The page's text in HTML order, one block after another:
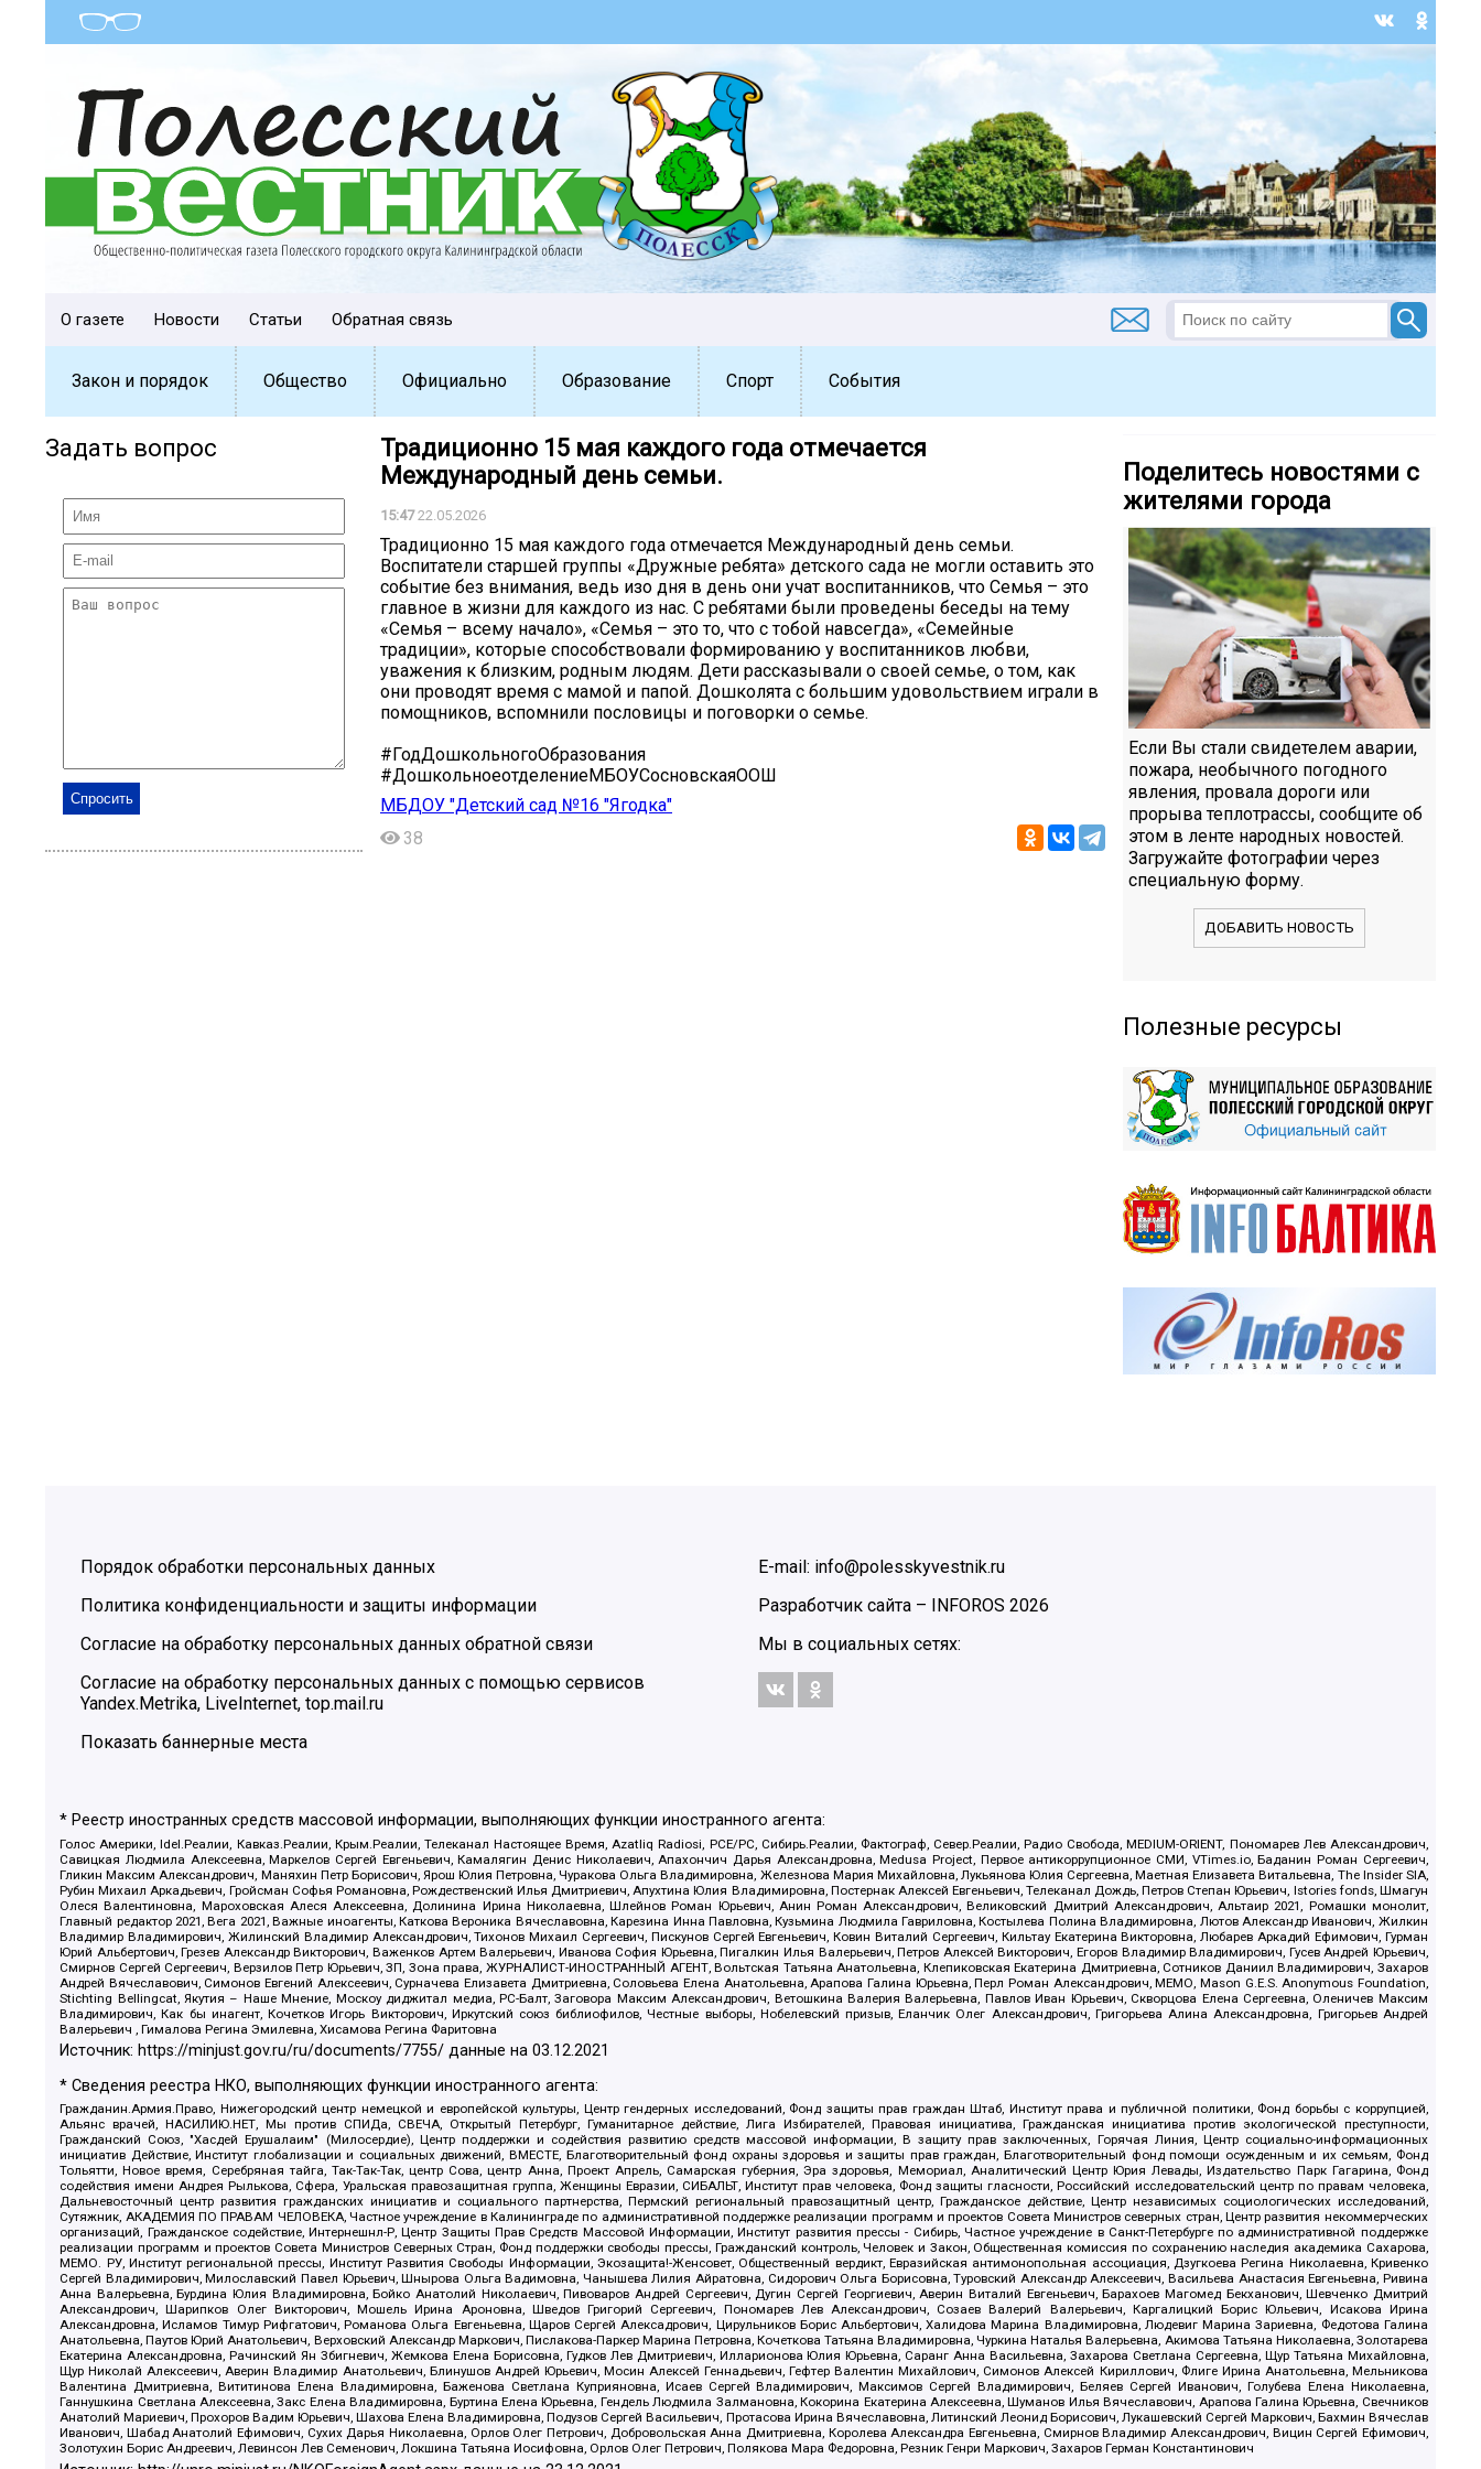
О газете Новости Статьи Обратная связь
Закон и порядок Общество Официально Образование Спорт События
Задать вопрос
Традиционно 15 мая каждого года отмечается
Международный день семьи.
15:4722.05.2026
Традиционно 15 мая каждого года отмечается Международный день семьи.
Воспитатели старшей группы «Дружные ребята» детского сада не могли оставить это
событие без внимания, ведь изо дня в день они учат воспитанников, что Семья – это
главное в жизни для каждого из нас. С ребятами были проведены беседы на тему
«Семья – всему начало», «Семья – это то, что с тобой навсегда», «Семейные
традиции», которые способствовали формированию у воспитанников любви,
уважения к близким, родным людям. Дети рассказывали о своей семье, о том, как
они проводят время с мамой и папой. Дошколята с большим удовольствием играли в
помощников, вспомнили пословицы и поговорки о семье.
#ГодДошкольногоОбразования
#ДошкольноеотделениеМБОУСосновскаяООШ
МБДОУ "Детский сад №16 "Ягодка"
38
Поделитесь новостями с
жителями города
Если Вы стали свидетелем аварии,
пожара, необычного погодного
явления, провала дороги или
прорыва теплотрассы, сообщите об
этом в ленте народных новостей.
Загружайте фотографии через
специальную форму.
ДОБАВИТЬ НОВОСТЬ
Полезные ресурсы
Порядок обработки персональных данных
Политика конфиденциальности и защиты информации
Согласие на обработку персональных данных обратной связи
Согласие на обработку персональных данных с помощью сервисов
Yandex.Metrika, LiveInternet, top.mail.ru
Показать баннерные места
E-mail: info@polesskyvestnik.ru
Разработчик сайта – INFOROS 2026
Мы в социальных сетях:
* Реестр иностранных средств массовой информации, выполняющих функции иностранного агента:
Голос Америки, Idel.Реалии, Кавказ.Реалии, Крым.Реалии, Телеканал Настоящее Время, Azatliq Radiosi, PCE/PC, Сибирь.Реалии, Фактограф, Север.Реалии, Радио Свобода, MEDIUM-ORIENT, Пономарев Лев Александрович,
Савицкая Людмила Алексеевна, Маркелов Сергей Евгеньевич, Камалягин Денис Николаевич, Апахончич Дарья Александровна, Medusa Project, Первое антикоррупционное СМИ, VTimes.io, Баданин Роман Сергеевич,
Гликин Максим Александрович, Маняхин Петр Борисович, Ярош Юлия Петровна, Чуракова Ольга Владимировна, Железнова Мария Михайловна, Лукьянова Юлия Сергеевна, Маетная Елизавета Витальевна, The Insider SIA,
Рубин Михаил Аркадьевич, Гройсман Софья Романовна, Рождественский Илья Дмитриевич, Апухтина Юлия Владимировна, Постернак Алексей Евгеньевич, Телеканал Дождь, Петров Степан Юрьевич, Istories fonds, Шмагун
Олеся Валентиновна, Мароховская Алеся Алексеевна, Долинина Ирина Николаевна, Шлейнов Роман Юрьевич, Анин Роман Александрович, Великовский Дмитрий Александрович, Альтаир 2021, Ромашки монолит,
Главный редактор 2021, Вега 2021, Важные иноагенты, Каткова Вероника Вячеславовна, Карезина Инна Павловна, Кузьмина Людмила Гавриловна, Костылева Полина Владимировна, Лютов Александр Иванович, Жилкин
Владимир Владимирович, Жилинский Владимир Александрович, Тихонов Михаил Сергеевич, Пискунов Сергей Евгеньевич, Ковин Виталий Сергеевич, Кильтау Екатерина Викторовна, Любарев Аркадий Ефимович, Гурман
Юрий Альбертович, Грезев Александр Викторович, Важенков Артем Валерьевич, Иванова София Юрьевна, Пигалкин Илья Валерьевич, Петров Алексей Викторович, Егоров Владимир Владимирович, Гусев Андрей Юрьевич,
Смирнов Сергей Сергеевич, Верзилов Петр Юрьевич, ЗП, Зона права, ЖУРНАЛИСТ-ИНОСТРАННЫЙ АГЕНТ, Вольтская Татьяна Анатольевна, Клепиковская Екатерина Дмитриевна, Сотников Даниил Владимирович, Захаров
Андрей Вячеславович, Симонов Евгений Алексеевич, Сурначева Елизавета Дмитриевна, Соловьева Елена Анатольевна, Арапова Галина Юрьевна, Перл Роман Александрович, МЕМО, Mason G.E.S. Anonymous Foundation,
Stichting Bellingcat, Якутия – Наше Мнение, Москоу диджитал медиа, РС-Балт, Заговора Максим Александрович, Ветошкина Валерия Валерьевна, Павлов Иван Юрьевич, Скворцова Елена Сергеевна, Оленичев Максим
Владимирович, Как бы инагент, Кочетков Игорь Викторович, Иркутский союз библиофилов, Честные выборы, Нобелевский призыв, Еланчик Олег Александрович, Григорьева Алина Александровна, Григорьев Андрей
Валерьевич , Гималова Регина Эмилевна, Хисамова Регина Фаритовна
Источник: https://minjust.gov.ru/ru/documents/7755/ данные на03.12.2021
* Сведения реестра НКО, выполняющих функции иностранного агента:
Гражданин.Армия.Право, Нижегородский центр немецкой и европейской культуры, Центр гендерных исследований, Фонд защиты прав граждан Штаб, Институт права и публичной политики, Фонд борьбы с коррупцией,
Альянс врачей, НАСИЛИЮ.НЕТ, Мы против СПИДа, СВЕЧА, Открытый Петербург, Гуманитарное действие, Лига Избирателей, Правовая инициатива, Гражданская инициатива против экологической преступности,
Гражданский Союз, "Хасдей Ерушалаим" (Милосердие), Центр поддержки и содействия развитию средств массовой информации, В защиту прав заключенных, Горячая Линия, Центр социально-информационных
инициатив Действие, Институт глобализации и социальных движений, ВМЕСТЕ, Благотворительный фонд охраны здоровья и защиты прав граждан, Благотворительный фонд помощи осужденным и их семьям, Фонд
Тольятти, Новое время, Серебряная тайга, Так-Так-Так, центр Сова, центр Анна, Проект Апрель, Самарская губерния, Эра здоровья, Мемориал, Аналитический Центр Юрия Левады, Издательство Парк Гагарина, Фонд
содействия имени Андрея Рылькова, Сфера, Уральская правозащитная группа, Женщины Евразии, СИБАЛЬТ, Институт прав человека, Фонд защиты гласности, Российский исследовательский центр по правам человека,
Дальневосточный центр развития гражданских инициатив и социального партнерства, Пермский региональный правозащитный центр, Гражданское действие, Центр независимых социологических исследований,
Сутяжник, АКАДЕМИЯ ПО ПРАВАМ ЧЕЛОВЕКА, Частное учреждение в Калининграде по административной поддержке реализации программ и проектов Совета Министров северных стран, Центр развития некоммерческих
организаций, Гражданское содействие, Интернешнл-Р, Центр Защиты Прав Средств Массовой Информации, Институт развития прессы - Сибирь, Частное учреждение в Санкт-Петербурге по административной поддержке
реализации программ и проектов Совета Министров Северных Стран, Фонд поддержки свободы прессы, Гражданский контроль, Человек и Закон, Общественная комиссия по сохранению наследия академика Сахарова,
МЕМО. РУ, Институт региональной прессы, Институт Развития Свободы Информации, Экозащита!-Женсовет, Общественный вердикт, Евразийская антимонопольная ассоциация, Дзугкоева Регина Николаевна, Кривенко
Сергей Владимирович, Милославский Павел Юрьевич, Шнырова Ольга Вадимовна, Чанышева Лилия Айратовна, Сидорович Ольга Борисовна, Туровский Александр Алексеевич, Васильева Анастасия Евгеньевна, Ривина
Анна Валерьевна, Бурдина Юлия Владимировна, Бойко Анатолий Николаевич, Пивоваров Андрей Сергеевич, Дугин Сергей Георгиевич, Аверин Виталий Евгеньевич, Барахоев Магомед Бекханович, Шевченко Дмитрий
Александрович, Шарипков Олег Викторович, Мошель Ирина Ароновна, Шведов Григорий Сергеевич, Пономарев Лев Александрович, Созаев Валерий Валерьевич, Каргалицкий Борис Юльевич, Исакова Ирина
Александровна, Исламов Тимур Рифгатович, Романова Ольга Евгеньевна, Щаров Сергей Алексадрович, Цирульников Борис Альбертович, Халидова Марина Владимировна, Людевиг Марина Зариевна, Федотова Галина
Анатольевна, Паутов Юрий Анатольевич, Верховский Александр Маркович, Пислакова-Паркер Марина Петровна, Кочеткова Татьяна Владимировна, Чуркина Наталья Валерьевна, Акимова Татьяна Николаевна, Золотарева
Екатерина Александровна, Рачинский Ян Збигневич, Жемкова Елена Борисовна, Гудков Лев Дмитриевич, Илларионова Юлия Юрьевна, Саранг Анна Васильевна, Захарова Светлана Сергеевна, Щур Татьяна Михайловна,
Щур Николай Алексеевич, Аверин Владимир Анатольевич, Блинушов Андрей Юрьевич, Мосин Алексей Геннадьевич, Гефтер Валентин Михайлович, Симонов Алексей Кириллович, Флиге Ирина Анатольевна, Мельникова
Валентина Дмитриевна, Вититинова Елена Владимировна, Баженова Светлана Куприяновна, Исаев Сергей Владимирович, Максимов Сергей Владимирович, Беляев Сергей Иванович, Голубева Елена Николаевна,
Ганнушкина Светлана Алексеевна, Закс Елена Владимировна, Буртина Елена Юрьевна, Гендель Людмила Залмановна, Кокорина Екатерина Алексеевна, Шуманов Илья Вячеславович, Арапова Галина Юрьевна, Свечников
Анатолий Мариевич, Прохоров Вадим Юрьевич, Шахова Елена Владимировна, Подузов Сергей Васильевич, Протасова Ирина Вячеславовна, Литинский Леонид Борисович, Лукашевский Сергей Маркович, Бахмин Вячеслав
Иванович, Шабад Анатолий Ефимович, Сухих Дарья Николаевна, Орлов Олег Петрович, Добровольская Анна Дмитриевна, Королева Александра Евгеньевна, Смирнов Владимир Александрович, Вицин Сергей Ефимович,
Золотухин Борис Андреевич, Левинсон Лев Семенович, Локшина Татьяна Иосифовна, Орлов Олег Петрович, Полякова Мара Федоровна, Резник Генри Маркович, Захаров Герман Константинович